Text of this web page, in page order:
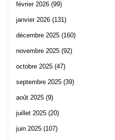
février 2026 (99)
janvier 2026 (131)
décembre 2025 (160)
novembre 2025 (92)
octobre 2025 (47)
septembre 2025 (39)
août 2025 (9)
juillet 2025 (20)
juin 2025 (107)